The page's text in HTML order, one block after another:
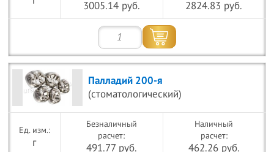
3005.14 руб. 2824.83 руб.
Палладий 200-я
(стоматологический)
г
Безналичный
расчет:
491.77 руб.
Наличный
расчет:
462.26 руб.